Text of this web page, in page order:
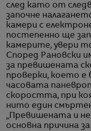
след като от
започне
камери с
постепенно ще
камерите, увери
Според Рановски
за превишената
проверки, което е
часовата
скоростта, при
нито един
„Превишената и
основна причина